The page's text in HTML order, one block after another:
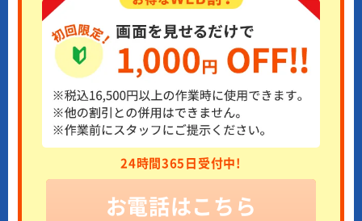
24時間365日受付中!
お電話はこちら